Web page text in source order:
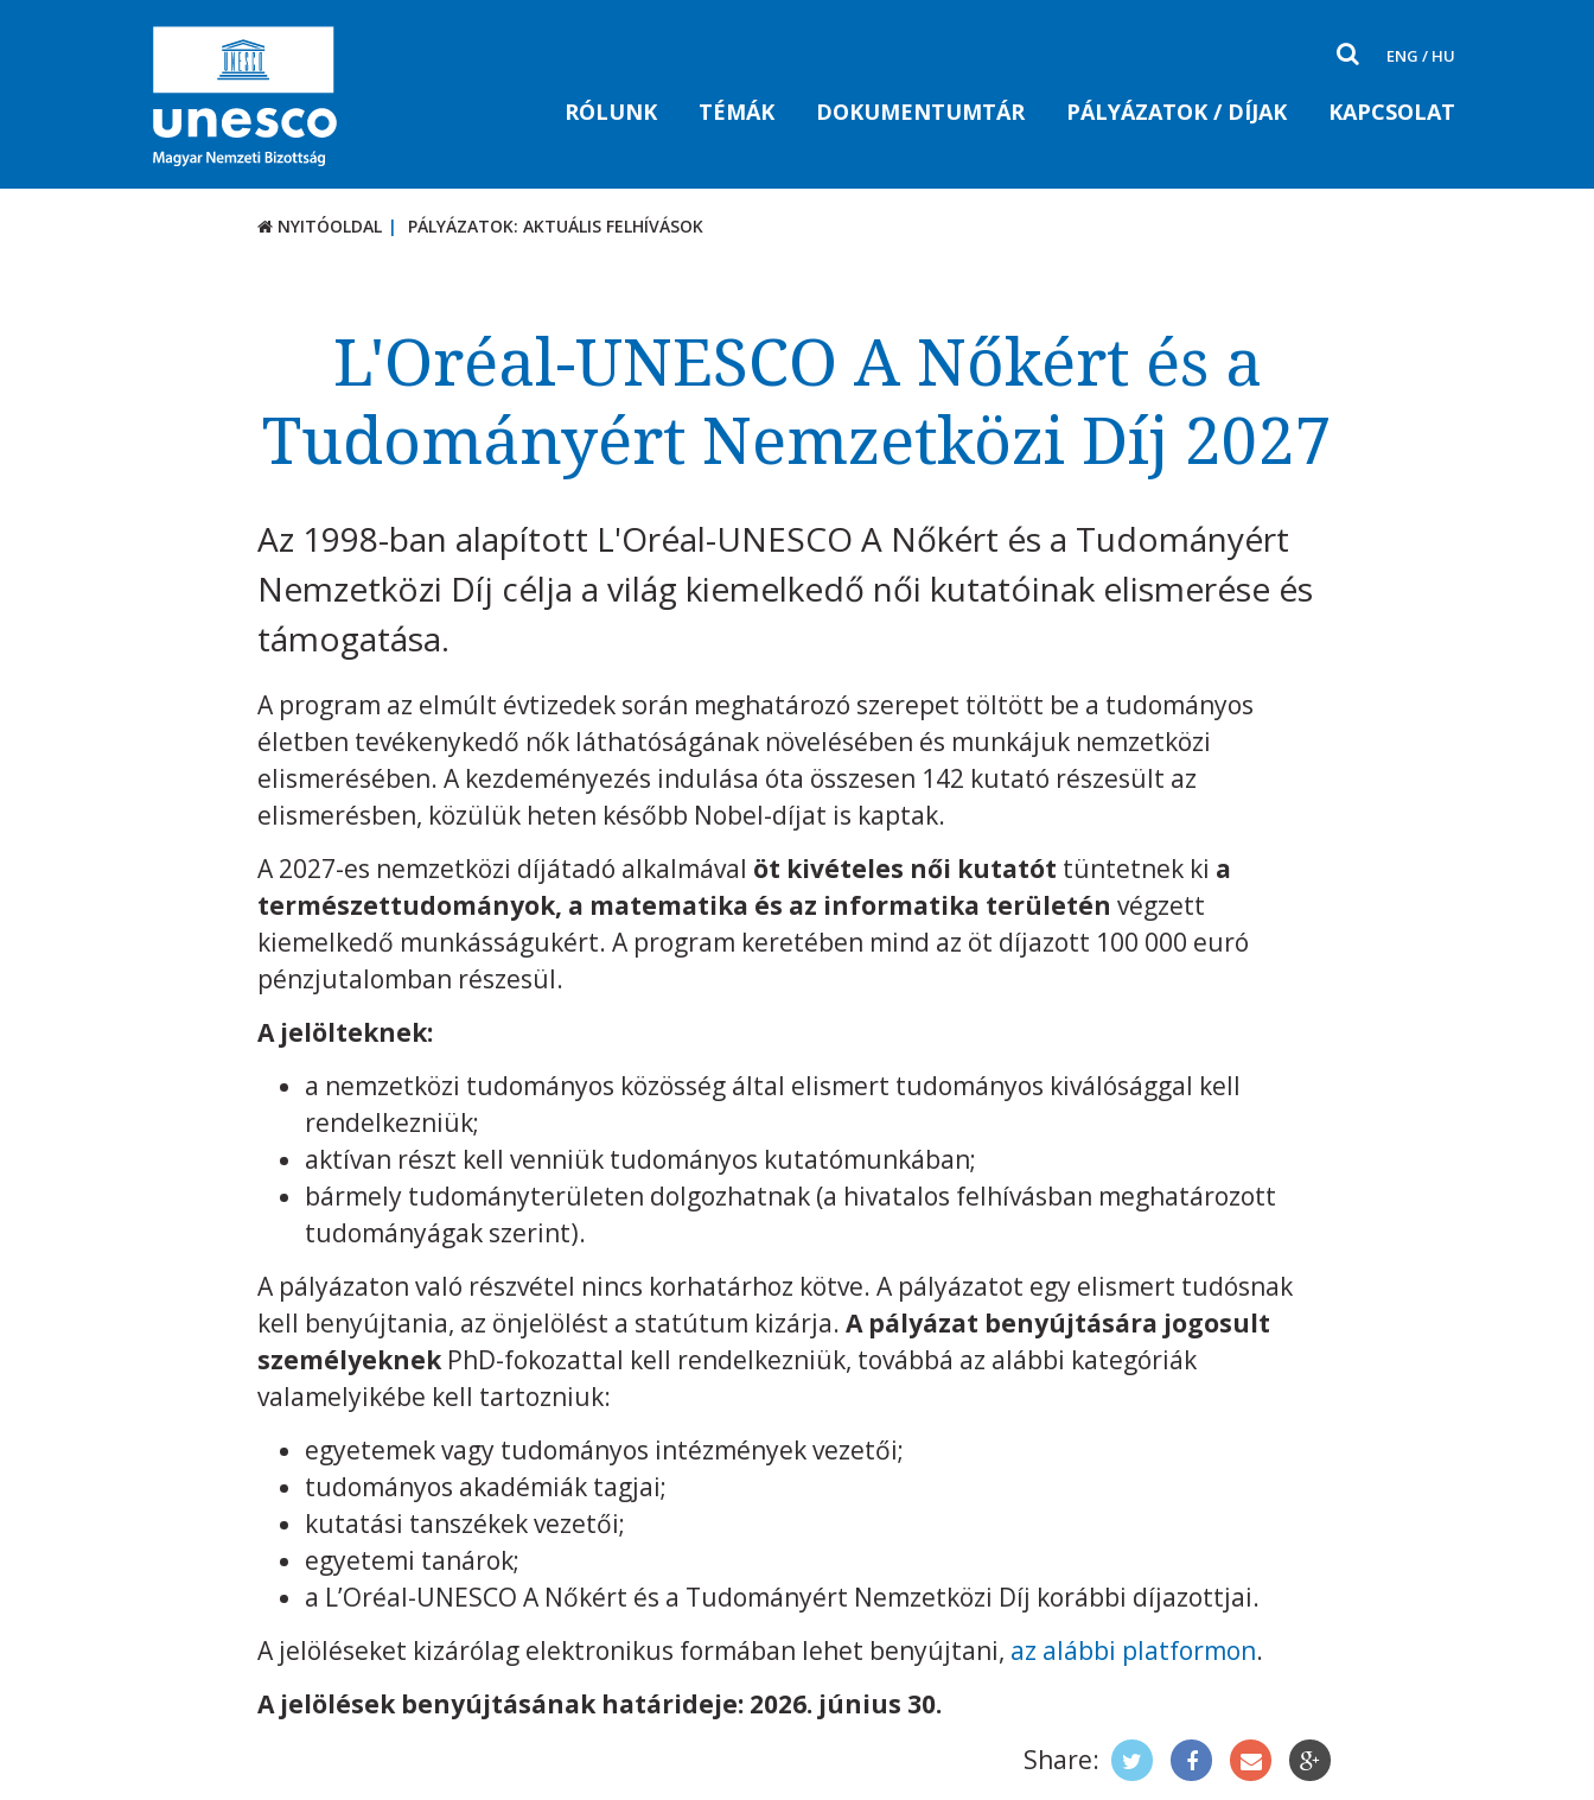
ENG / HU
RÓLUNK TÉMÁK DOKUMENTUMTÁR PÁLYÁZATOK / DÍJAK KAPCSOLAT
PÁLYÁZATOK / DÍJAK
NYITÓOLDAL PÁLYÁZATOK: AKTUÁLIS FELHÍVÁSOK
L'Oréal-UNESCO A Nőkért és a
Tudományért Nemzetközi Díj 2027
Az 1998-ban alapított L'Oréal-UNESCO A Nőkért és a Tudományért
Nemzetközi Díj célja a világ kiemelkedő női kutatóinak elismerése és
támogatása.
A program az elmúlt évtizedek során meghatározó szerepet töltött be a tudományos
életben tevékenykedő nők láthatóságának növelésében és munkájuk nemzetközi
elismerésében. A kezdeményezés indulása óta összesen 142 kutató részesült az
elismerésben, közülük heten később Nobel-díjat is kaptak.
A 2027-es nemzetközi díjátadó alkalmával öt kivételes női kutatót tüntetnek ki a
természettudományok, a matematika és az informatika területén végzett
kiemelkedő munkásságukért. A program keretében mind az öt díjazott 100 000 euró
pénzjutalomban részesül.
A jelölteknek:
a nemzetközi tudományos közösség által elismert tudományos kiválósággal kell
rendelkezniük;
aktívan részt kell venniük tudományos kutatómunkában;
bármely tudományterületen dolgozhatnak (a hivatalos felhívásban meghatározott
tudományágak szerint).
A pályázaton való részvétel nincs korhatárhoz kötve. A pályázatot egy elismert tudósnak
kell benyújtania, az önjelölést a statútum kizárja. A pályázat benyújtására jogosult
személyeknekPhD-fokozattal kell rendelkezniük, továbbá az alábbi kategóriák
valamelyikébe kell tartozniuk:
egyetemek vagy tudományos intézmények vezetői;
tudományos akadémiák tagjai;
kutatási tanszékek vezetői;
egyetemi tanárok;
a L’Oréal-UNESCO A Nőkért és a Tudományért Nemzetközi Díj korábbi díjazottjai.
A jelöléseket kizárólag elektronikus formában lehet benyújtani, az alábbi platformon.
A jelölések benyújtásának határideje: 2026. június 30.
Share: